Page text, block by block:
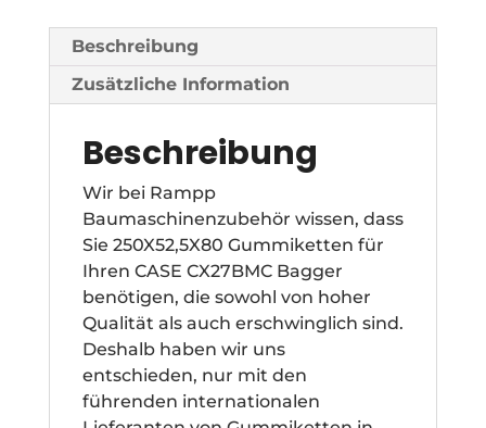
Beschreibung
Zusätzliche Information
Beschreibung
Wir bei Rampp
Baumaschinenzubehör wissen, dass
Sie 250X52,5X80 Gummiketten für
Ihren CASE CX27BMC Bagger
benötigen, die sowohl von hoher
Qualität als auch erschwinglich sind.
Deshalb haben wir uns
entschieden, nur mit den
führenden internationalen